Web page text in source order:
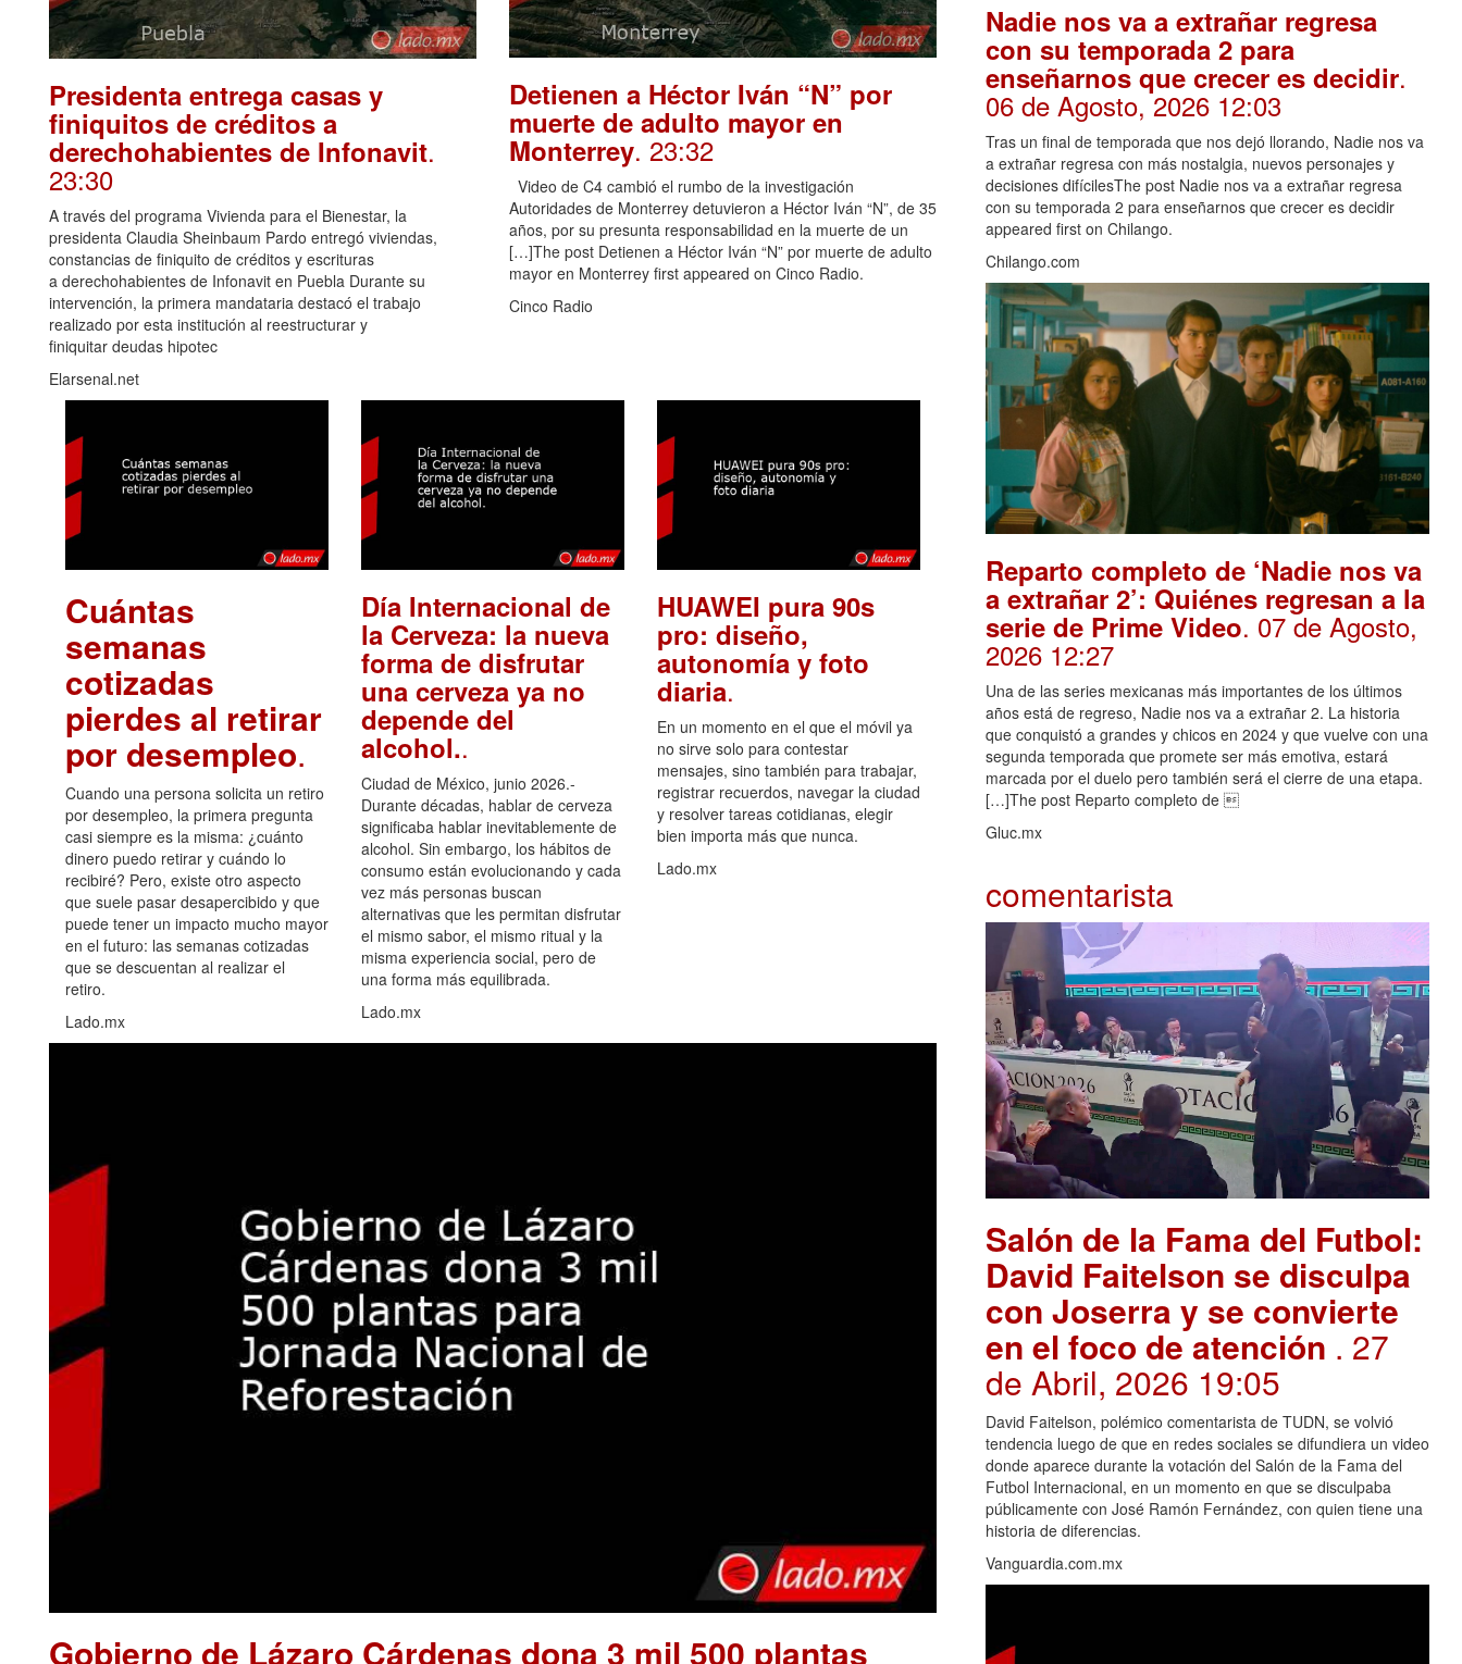
Presidenta entrega casas y
finiquitos de créditos a
derechohabientes de Infonavit.
23:30
A través del programa Vivienda para el Bienestar, la
presidenta Claudia Sheinbaum Pardo entregó viviendas,
constancias de finiquito de créditos y escrituras
a derechohabientes de Infonavit en Puebla Durante su
intervención, la primera mandataria destacó el trabajo
realizado por esta institución al reestructurar y
finiquitar deudas hipotec
Elarsenal.net
Detienen a Héctor Iván “N” por
muerte de adulto mayor en
Monterrey. 23:32
Video de C4 cambió el rumbo de la investigación
Autoridades de Monterrey detuvieron a Héctor Iván “N”, de 35
años, por su presunta responsabilidad en la muerte de un
[…]The post Detienen a Héctor Iván “N” por muerte de adulto
mayor en Monterrey first appeared on Cinco Radio.
Cinco Radio
Cuántas
semanas
cotizadas
pierdes al retirar
por desempleo.
Cuando una persona solicita un retiro
por desempleo, la primera pregunta
casi siempre es la misma: ¿cuánto
dinero puedo retirar y cuándo lo
recibiré? Pero, existe otro aspecto
que suele pasar desapercibido y que
puede tener un impacto mucho mayor
en el futuro: las semanas cotizadas
que se descuentan al realizar el
retiro.
Lado.mx
Día Internacional de
la Cerveza: la nueva
forma de disfrutar
una cerveza ya no
depende del
alcohol..
Ciudad de México, junio 2026.-
Durante décadas, hablar de cerveza
significaba hablar inevitablemente de
alcohol. Sin embargo, los hábitos de
consumo están evolucionando y cada
vez más personas buscan
alternativas que les permitan disfrutar
el mismo sabor, el mismo ritual y la
misma experiencia social, pero de
una forma más equilibrada.
Lado.mx
HUAWEI pura 90s
pro: diseño,
autonomía y foto
diaria.
En un momento en el que el móvil ya
no sirve solo para contestar
mensajes, sino también para trabajar,
registrar recuerdos, navegar la ciudad
y resolver tareas cotidianas, elegir
bien importa más que nunca.
Lado.mx
Gobierno de Lázaro Cárdenas dona 3 mil 500 plantas
Nadie nos va a extrañar regresa
con su temporada 2 para
enseñarnos que crecer es decidir.
06 de Agosto, 2026 12:03
Tras un final de temporada que nos dejó llorando, Nadie nos va
a extrañar regresa con más nostalgia, nuevos personajes y
decisiones difícilesThe post Nadie nos va a extrañar regresa
con su temporada 2 para enseñarnos que crecer es decidir
appeared first on Chilango.
Chilango.com
Reparto completo de ‘Nadie nos va
a extrañar 2’: Quiénes regresan a la
serie de Prime Video. 07 de Agosto,
2026 12:27
Una de las series mexicanas más importantes de los últimos
años está de regreso, Nadie nos va a extrañar 2. La historia
que conquistó a grandes y chicos en 2024 y que vuelve con una
segunda temporada que promete ser más emotiva, estará
marcada por el duelo pero también será el cierre de una etapa.
[…]The post Reparto completo de 
Gluc.mx
comentarista
Salón de la Fama del Futbol:
David Faitelson se disculpa
con Joserra y se convierte
en el foco de atención . 27
de Abril, 2026 19:05
David Faitelson, polémico comentarista de TUDN, se volvió
tendencia luego de que en redes sociales se difundiera un video
donde aparece durante la votación del Salón de la Fama del
Futbol Internacional, en un momento en que se disculpaba
públicamente con José Ramón Fernández, con quien tiene una
historia de diferencias.
Vanguardia.com.mx